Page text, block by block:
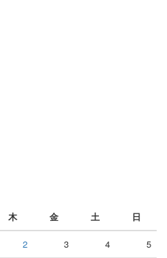
木 金 土 日
2 3 4 5